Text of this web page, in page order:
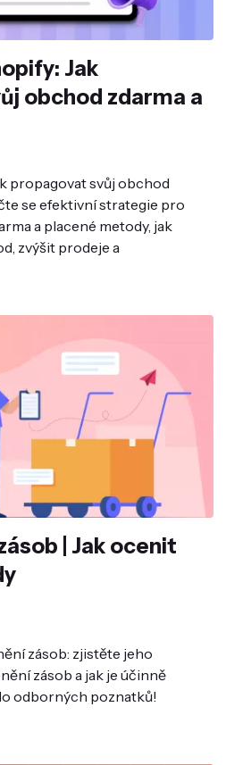
Jak
obchod zdarma a
propagovat svůj obchod
se efektivní strategie pro
a placené metody, jak
zvýšit prodeje a
| Jak ocenit
zásob: zjistěte jeho
zásob a jak je účinně
odborných poznatků!